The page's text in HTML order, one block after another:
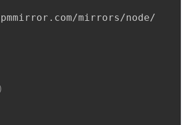
mirrors/node/